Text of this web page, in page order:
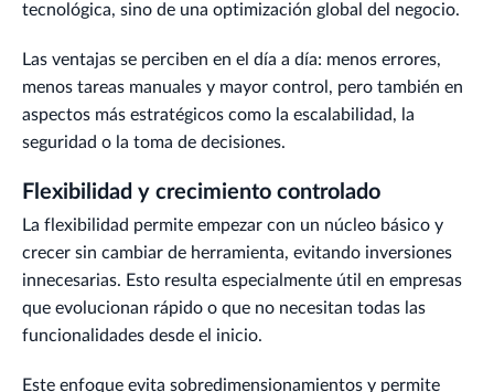
tecnológica, sino de una optimización global del negocio.
Las ventajas se perciben en el día a día: menos errores,
menos tareas manuales y mayor control, pero también en
aspectos más estratégicos como la escalabilidad, la
seguridad o la toma de decisiones.
Flexibilidad y crecimiento controlado
La flexibilidad permite empezar con un núcleo básico y
crecer sin cambiar de herramienta, evitando inversiones
innecesarias. Esto resulta especialmente útil en empresas
que evolucionan rápido o que no necesitan todas las
funcionalidades desde el inicio.
Este enfoque evita sobredimensionamientos y permite